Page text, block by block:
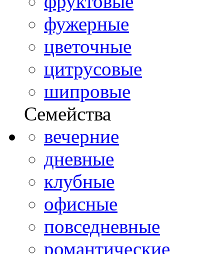
фужерные
цветочные
цитрусовые
шипровые
Семейства
вечерние
дневные
клубные
офисные
повседневные
романтические